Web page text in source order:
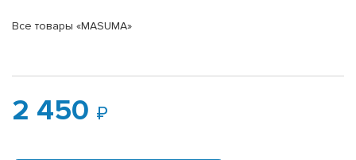
Все товары «MASUMA»
2 450